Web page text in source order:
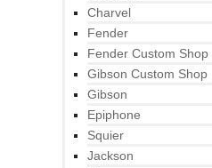
Charvel
Fender
Fender Custom Shop
Gibson Custom Shop
Gibson
Epiphone
Squier
Jackson